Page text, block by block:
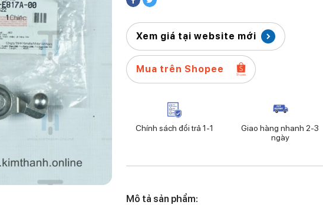
Xem giá tại website mới
Mua trên Shopee
Chính sách đổi trả 1-1
Giao hàng nhanh 2-3
ngày
Mô tả sản phẩm: